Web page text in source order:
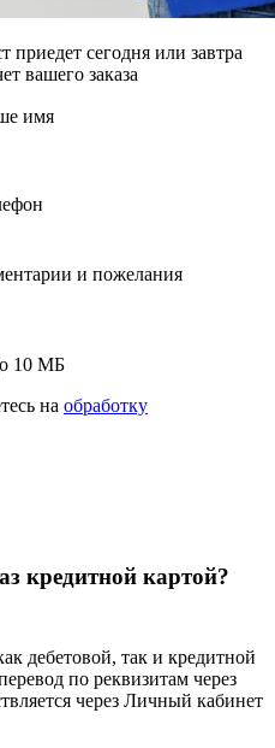
сегодня или завтра
вашего заказа
имя
и пожелания
10 МБ
на обработку
кредитной картой?
дебетовой, так и кредитной
по реквизитам через
через Личный кабинет